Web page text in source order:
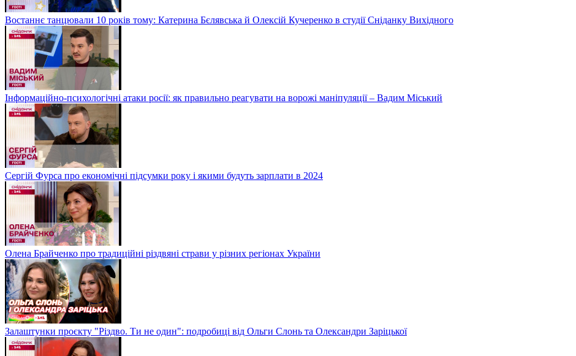
Востаннє танцювали 10 років тому: Катерина Бєлявська й Олексій Кучеренко в студії Сніданку Вихідного
Інформаційно-психологічні атаки росії: як правильно реагувати на ворожі маніпуляції – Вадим Міський
Сергій Фурса про економічні підсумки року і якими будуть зарплати в 2024
Олена Брайченко про традиційні різдвяні страви у різних регіонах України
Залаштунки проєкту "Різдво. Ти не один": подробиці від Ольги Слонь та Олександри Заріцької